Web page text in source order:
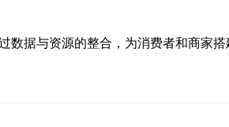
据与资源的整合，为消费者和商家搭